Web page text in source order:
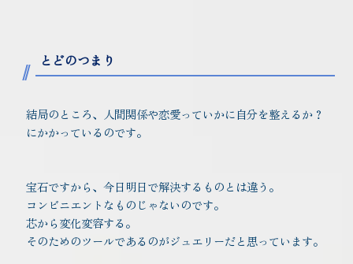
とどのつまり
結局のところ、人間関係や恋愛っていかに自分を整えるか？
にかかっているのです。
宝石ですから、今日明日で解決するものとは違う。
コンビニエントなものじゃないのです。
芯から変化変容する。
そのためのツールであるのがジュエリーだと思っています。